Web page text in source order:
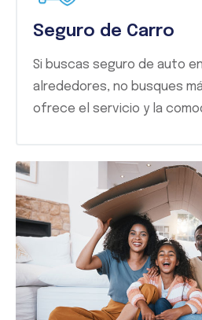
Seguro de Carro
Si buscas seguro de auto
alrededores, no busques
ofrece el servicio y la